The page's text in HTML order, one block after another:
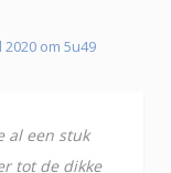
om 5u49
al een stuk
tot de dikke